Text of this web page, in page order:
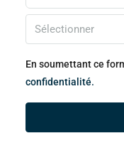
Sélectionner
En soumettant ce
confidentialité.